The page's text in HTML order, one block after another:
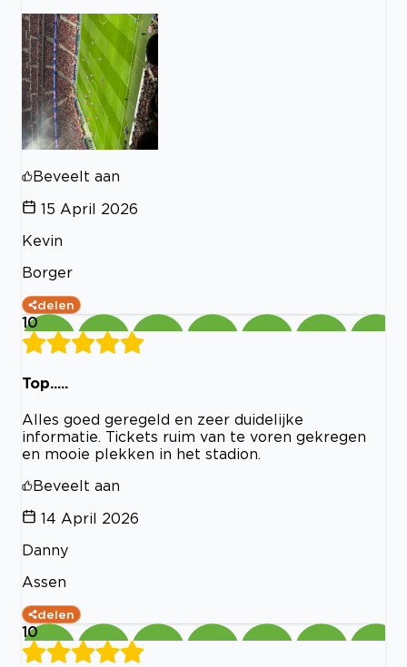
Beveelt aan
15 April 2026
Kevin
Borger
delen
10
Top.....
Alles goed geregeld en zeer duidelijke
informatie. Tickets ruim van te voren gekregen
en mooie plekken in het stadion.
Beveelt aan
14 April 2026
Danny
Assen
delen
10